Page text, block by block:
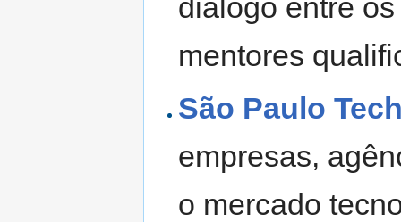
diálogo entre
mentores
São Paulo
empresas,
o mercado